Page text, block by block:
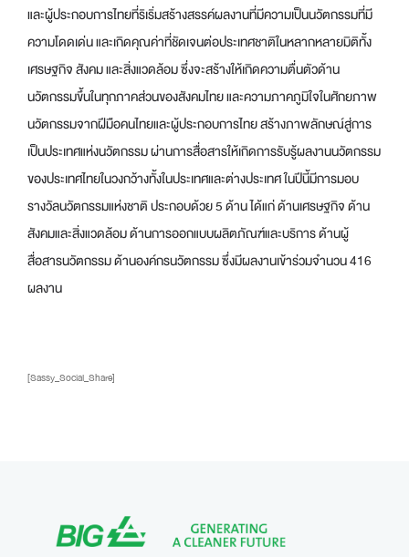
และผู้ประกอบการไทยที่ริเริ่มสร้างสรรค์ผลงานที่มีความเป็นนวัตกรรมที่มี
ความโดดเด่น และเกิดคุณค่าที่ชัดเจนต่อประเทศชาติในหลากหลายมิติทั้ง
เศรษฐกิจ สังคม และสิ่งแวดล้อม ซึ่งจะสร้างให้เกิดความตื่นตัวด้าน
นวัตกรรมขึ้นในทุกภาคส่วนของสังคมไทย และความภาคภูมิใจในศักยภาพ
นวัตกรรมจากฝีมือคนไทยและผู้ประกอบการไทย สร้างภาพลักษณ์สู่การ
เป็นประเทศแห่งนวัตกรรม ผ่านการสื่อสารให้เกิดการรับรู้ผลงานนวัตกรรม
ของประเทศไทยในวงกว้างทั้งในประเทศและต่างประเทศ ในปีนี้มีการมอบ
รางวัลนวัตกรรมแห่งชาติ ประกอบด้วย 5 ด้าน ได้แก่ ด้านเศรษฐกิจ ด้าน
สังคมและสิ่งแวดล้อม ด้านการออกแบบผลิตภัณฑ์และบริการ ด้านผู้
สื่อสารนวัตกรรม ด้านองค์กรนวัตกรรม ซึ่งมีผลงานเข้าร่วมจำนวน 416
ผลงาน
[Sassy_Social_Share]